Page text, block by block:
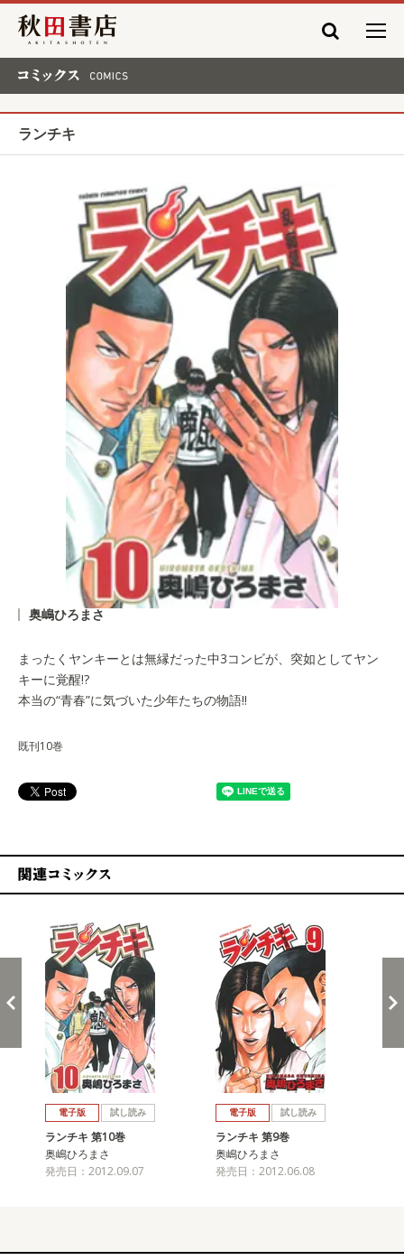
秋田書店
ランチキ
奥嶋ひろまさ
まったくヤンキーとは無縁だった中3コンビが、突如としてヤン
キーに覚醒!?
本当の“青春”に気づいた少年たちの物語!!
既刊10巻
電子版 試し読み
ランチキ 第10巻
奥嶋ひろまさ
発売日：2012.09.07
電子版 試し読み
ランチキ 第9巻
奥嶋ひろまさ
発売日：2012.06.08